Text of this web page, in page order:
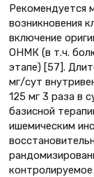
Рекомендуется
возникновения
включение
ОНМК (в т.ч.
этапе) [57].
мг/сут
125 мг 3 раза в
базисной
ишемическим
контролируемое